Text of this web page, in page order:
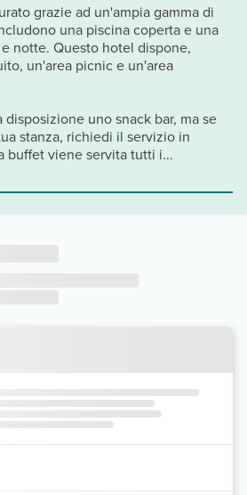
grazie ad un'ampia gamma di
una piscina coperta e una
notte. Questo hotel dispone,
un'area picnic e un'area
disposizione uno snack bar, ma se
stanza, richiedi il servizio in
buffet viene servita tutti i...